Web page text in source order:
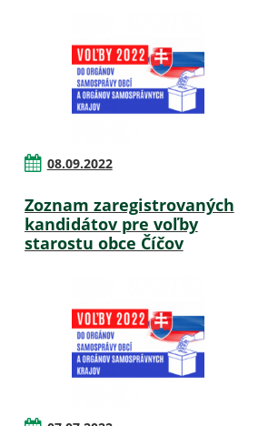
08.09.2022
Zoznam zaregistrovaných
kandidátov pre voľby
starostu obce Číčov